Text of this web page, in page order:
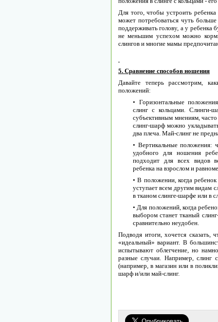
Для того, чтобы устроить
может потребоваться чуть
поддерживать голову, а у ребенка
не меньшим успехом можно
слингов и многие мамы
5. Сравнение способов ношения
Давайте теперь рассмотрим,
положений:
• Горизонтальные
слинг с кольцами.
субъективным мнениям,
слинг-шарф можно
два плеча. Май-слинг не
• Вертикальные положения:
удобного для ношения
подходит для всех видов
ребенка на взрослом и
• В положении, когда
уступает всем другим видам
в тканом слинге-шарфе или в
• Для положений, когда
выбором станет тканый
сравнительно неудобен.
Подводя итоги, хочется сказать,
«идеальный» вариант. В
испытывают облегчение, но
разные случаи. Например, слинг
(например, в магазин или в
шарф и/или май-слинг.